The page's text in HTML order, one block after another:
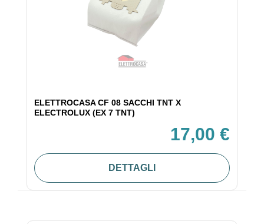
ELETTROCASA CF 08 SACCHI TNT X
ELECTROLUX (EX 7 TNT)
17,00 €
DETTAGLI